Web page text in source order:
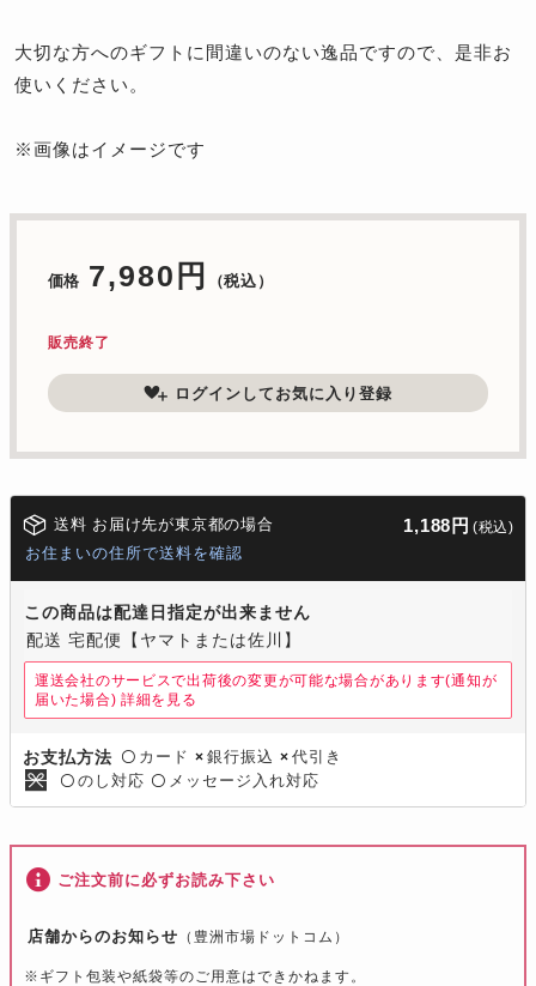
大切な方へのギフトに間違いのない逸品ですので、是非お
使いください。
※画像はイメージです
価格 7,980円 （税込）
販売終了
ログインしてお気に入り登録
送料 お届け先が東京都の場合 1,188円 (税込)
お住まいの住所で送料を確認
この商品は配達日指定が出来ません
配送 宅配便【ヤマトまたは佐川】
運送会社のサービスで出荷後の変更が可能な場合があります(通知が
届いた場合) 詳細を見る
お支払方法 〇 カード × 銀行振込 × 代引き
〇 のし対応 〇 メッセージ入れ対応
ご注文前に必ずお読み下さい
店舗からのお知らせ （豊洲市場ドットコム）
※ギフト包装や紙袋等のご用意はできかねます。